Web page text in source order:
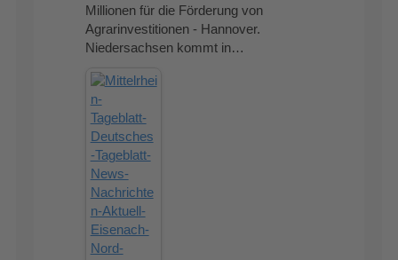
Millionen für die Förderung von
Agrarinvestitionen - Hannover.
Niedersachsen kommt in…